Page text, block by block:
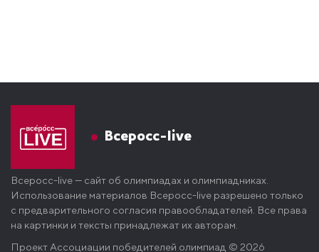
Всеросс-live
Всеросс-live — сайт об олимпиадах и олимпиадниках.
Использование материалов Всеросс-live разрешено только
с предварительного согласия правообладателей. Все права
на картинки и тексты принадлежат их авторам.
Проект Ассоциации победителей олимпиад © 2026